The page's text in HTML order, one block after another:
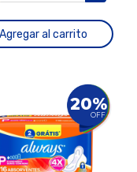
Agregar al carrito
20%
OFF